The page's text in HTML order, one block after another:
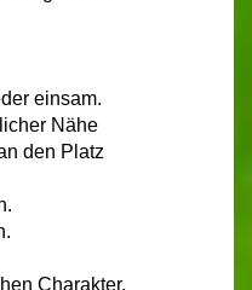
einsam.
Nähe
den Platz
Charakter.